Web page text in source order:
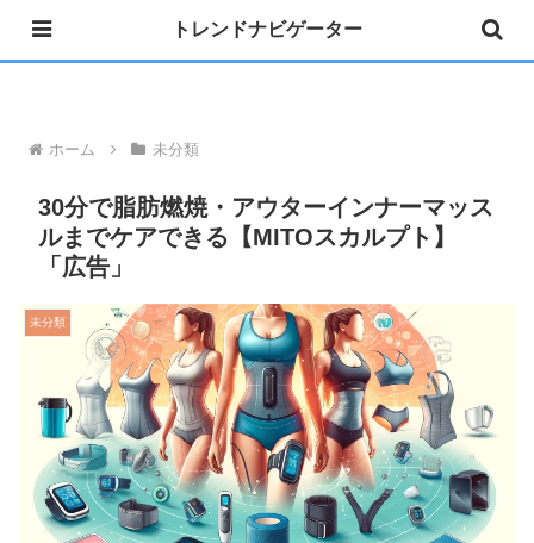
»公式 Instagram 開設しました
ホーム 未分類
30分で脂肪燃焼・アウターインナーマッス
ルまでケアできる【MITOスカルプト】
「広告」
未分類
トレンドナビゲーター